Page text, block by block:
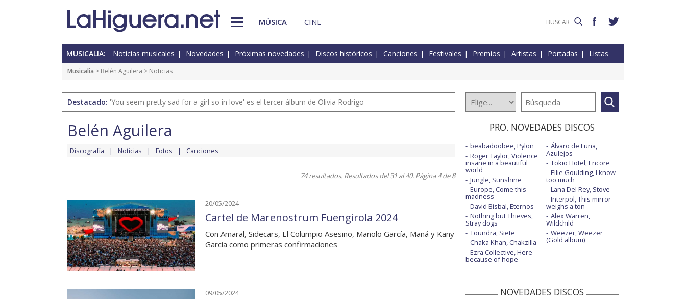
MÚSICA CINE
MUSICALIA: Noticias musicales Novedades Próximas novedades Discos históricos Canciones Festivales Premios Artistas Portadas Listas
Musicalia > Belén Aguilera > Noticias
Destacado: 'You seem pretty sad for a girl so in love' es el tercer álbum de Olivia Rodrigo
Belén Aguilera
Discografía Noticias Fotos Canciones
74 resultados. Resultados del 31 al 40. Página 4 de 8
20/05/2024
Cartel de Marenostrum Fuengirola 2024
Con Amaral, Sidecars, El Columpio Asesino, Manolo García, Maná y Kany
García como primeras confirmaciones
09/05/2024
PRO. NOVEDADES DISCOS
beabadoobee, Pylon
Roger Taylor, Violence
insane in a beautiful
world
Jungle, Sunshine
Europe, Come this
madness
David Bisbal, Eternos
Nothing but Thieves,
Stray dogs
Toundra, Siete
Chaka Khan, Chakzilla
Ezra Collective, Here
because of hope
Álvaro de Luna,
Azulejos
Tokio Hotel, Encore
Ellie Goulding, I know
too much
Lana Del Rey, Stove
Interpol, This mirror
weighs a ton
Alex Warren,
Wildchild
Weezer, Weezer
(Gold album)
NOVEDADES DISCOS